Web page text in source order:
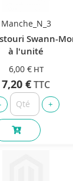
Manche_N_3
Swann-
à l'unité
6,00 €
7,20 €